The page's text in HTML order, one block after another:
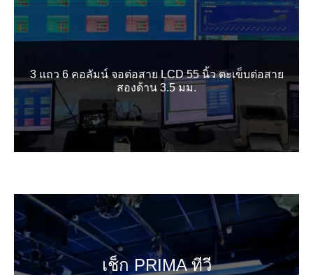
3 แถว 6 คอลัมน์ จอต่อสาย LCD 55 นิ้ว ตะเข็บต่อสาย
สองด้าน 3.5 มม.
เช็ก PRIMA ทีวี